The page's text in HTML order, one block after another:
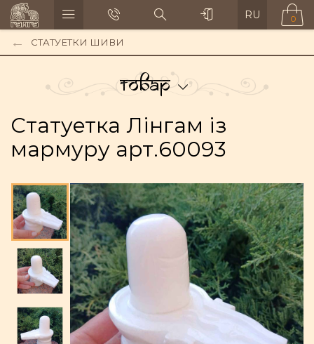
RU 0
СТАТУЕТКИ ШИВИ
Товар
Статуетка Лінгам із
мармуру арт.60093